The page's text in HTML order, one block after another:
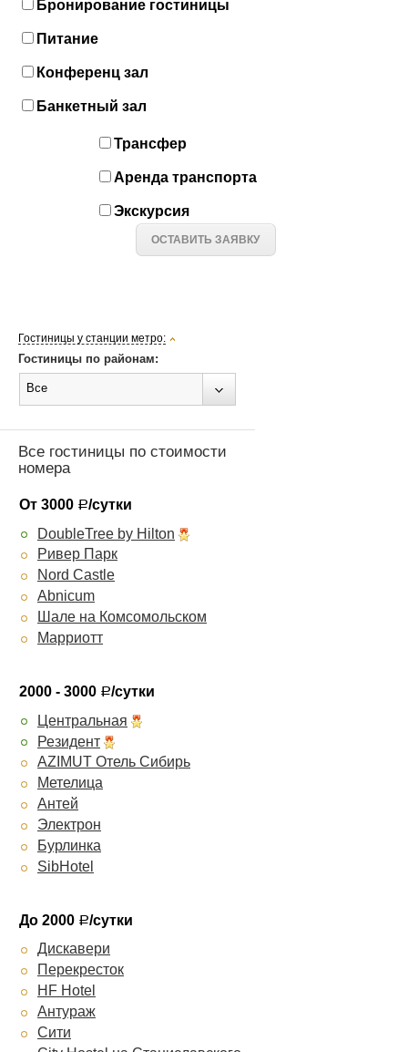
Бронирование гостиницы
Питание
Конференц зал
Банкетный зал
Трансфер
Аренда транспорта
Экскурсия
ОСТАВИТЬ ЗАЯВКУ
Гостиницы у станции метро:
Гостиницы по районам:
Все
Все гостиницы по стоимости
номера
От 3000 Р/сутки
DoubleTree by Hilton
Ривер Парк
Nord Castle
Abnicum
Шале на Комсомольском
Марриотт
2000 - 3000 Р/сутки
Центральная
Резидент
AZIMUT Отель Сибирь
Метелица
Антей
Электрон
Бурлинка
SibHotel
До 2000 Р/сутки
Дискавери
Перекресток
HF Hotel
Антураж
Сити